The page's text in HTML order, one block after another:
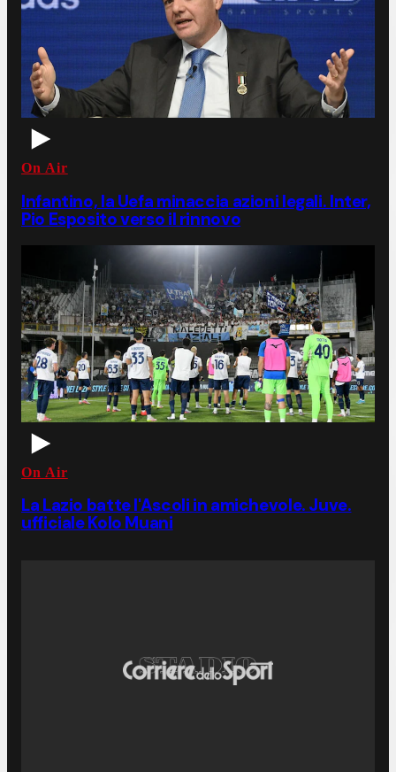
On Air
Infantino, la Uefa minaccia azioni legali. Inter,
Pio Esposito verso il rinnovo
On Air
La Lazio batte l'Ascoli in amichevole. Juve.
ufficiale Kolo Muani